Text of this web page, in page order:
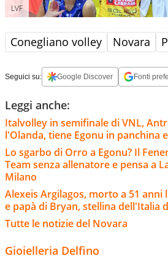
LVF
Conegliano volley Novara
Seguici su: Google Discover Fonti
Leggi anche:
Italvolley in semifinale di VNL,
l'Olanda, tiene Egonu in panchina
Lo sgarbo di Orro a Egonu? Il
Team senza allenatore e pensa a
Milano
Alexeis Argilagos, morto a 51 anni
e papà di Bryan, stellina dell'Italia
Tutte le notizie del Novara
Gioielleria Delfino